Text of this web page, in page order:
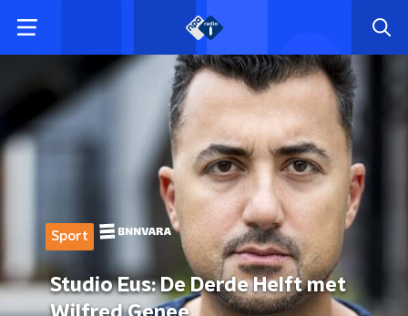
Sport
Studio Eus: De Derde Helft met